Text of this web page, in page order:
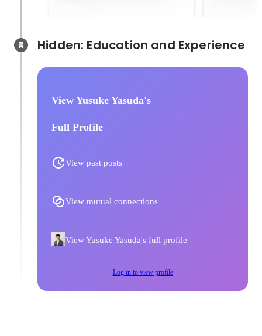
View Yusuke Yasuda's
Full Profile
View past posts
View mutual connections
View Yusuke Yasuda's full profile
Log in to view profile